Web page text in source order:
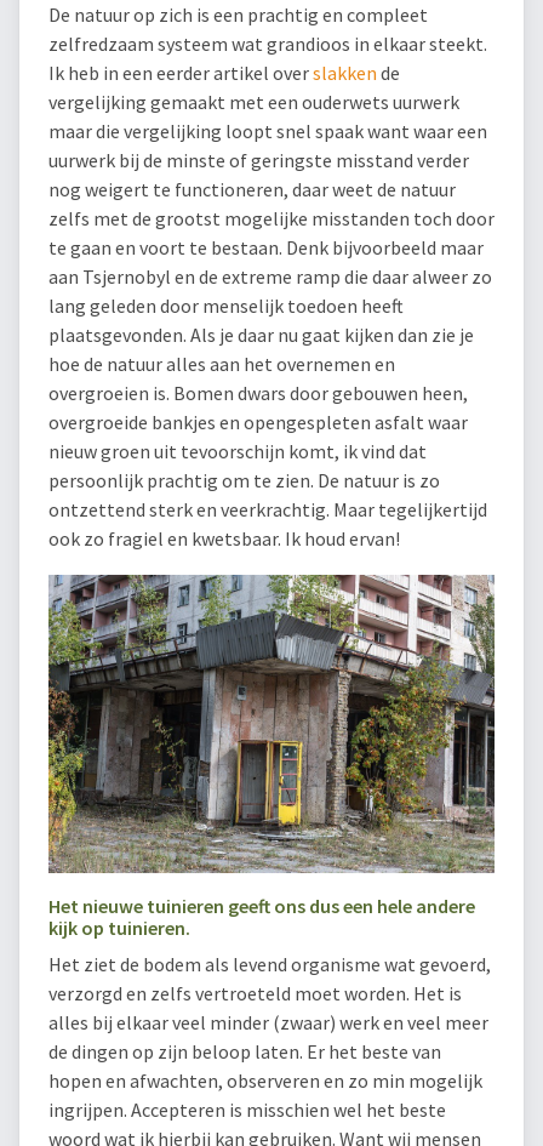
De natuur op zich is een prachtig en compleet
zelfredzaam systeem wat grandioos in elkaar steekt.
Ik heb in een eerder artikel overslakken de
vergelijking gemaakt met een ouderwets uurwerk
maar die vergelijking loopt snel spaak want waar een
uurwerk bij de minste of geringste misstand verder
nog weigert te functioneren, daar weet de natuur
zelfs met de grootst mogelijke misstanden toch door
te gaan en voort te bestaan. Denk bijvoorbeeld maar
aan Tsjernobyl en de extreme ramp die daar alweer zo
lang geleden door menselijk toedoen heeft
plaatsgevonden. Als je daar nu gaat kijken dan zie je
hoe de natuur alles aan het overnemen en
overgroeien is. Bomen dwars door gebouwen heen,
overgroeide bankjes en opengespleten asfalt waar
nieuw groen uit tevoorschijn komt, ik vind dat
persoonlijk prachtig om te zien. De natuur is zo
ontzettend sterk en veerkrachtig. Maar tegelijkertijd
ook zo fragiel en kwetsbaar. Ik houd ervan!
Het nieuwe tuinieren geeft ons dus een hele andere
kijk op tuinieren.
Het ziet de bodem als levend organisme wat gevoerd,
verzorgd en zelfs vertroeteld moet worden. Het is
alles bij elkaar veel minder (zwaar) werk en veel meer
de dingen op zijn beloop laten. Er het beste van
hopen en afwachten, observeren en zo min mogelijk
ingrijpen. Accepteren is misschien wel het beste
woord wat ik hierbij kan gebruiken. Want wij mensen